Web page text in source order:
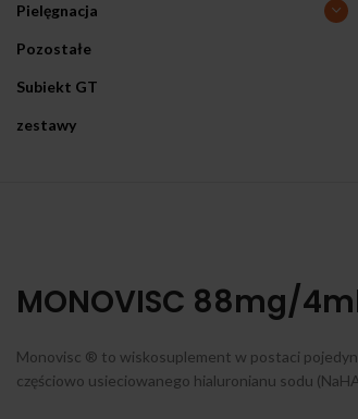
Pielęgnacja
Pozostałe
Subiekt GT
zestawy
MONOVISC 88mg/
Monovisc ® to wiskosuplement w postaci
częściowo usieciowanego hialuronianu sodu